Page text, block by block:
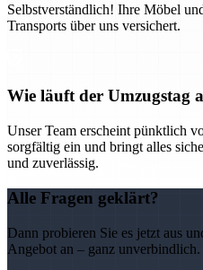
Selbstverständlich! Ihre Möbel
Transports über uns versichert.
Wie läuft der Umzugstag
Unser Team erscheint pünktlich
sorgfältig ein und bringt alles
und zuverlässig.
Alle Fragen geklärt?
Dann probieren Sie es jetzt aus
Angebot an – ganz unverbindlich.